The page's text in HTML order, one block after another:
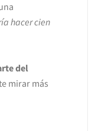
hacer cien
del
mirar más